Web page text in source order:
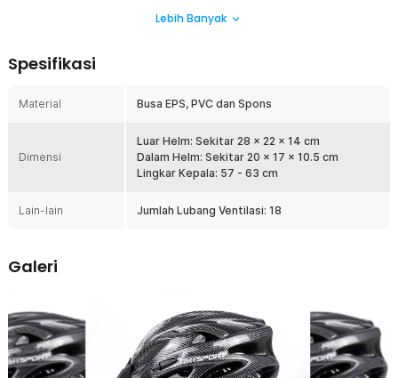
Penggunaan pas di kepala karena dibekali strap dan regulator
Busa helm bisa dilepas dan dicuci agar tetap bersih dan wangi
meski sering digunakan.
Overview
perkotaan dengan sepeda balap (road bike) adalah prioritas utama bagi
setiap pesepeda. Namun, tantangan gowes harian seperti terik matahari
yang menyilaukan mata di pagi atau sore hari sering kali mengganggu
helm yang buruk. Anda kini bisa menikmati aktivitas gowes dengan jauh
leher, helm ini mengombinasikan cangkang luar PVC tahan benturan
dengan lapisan dalam EPS peredam guncangan. Kehadiran komponen
untuk performa jangka panjang Anda.
Fitur
Lebih Banyak
Spesifikasi
Material Busa EPS, PVC dan Spons
Dimensi
Luar Helm: Sekitar 28 x 22 x 14 cm
Dalam Helm: Sekitar 20 x 17 x 10.5 cm
Lingkar Kepala: 57 - 63 cm
Lain-lain Jumlah Lubang Ventilasi: 18
Galeri